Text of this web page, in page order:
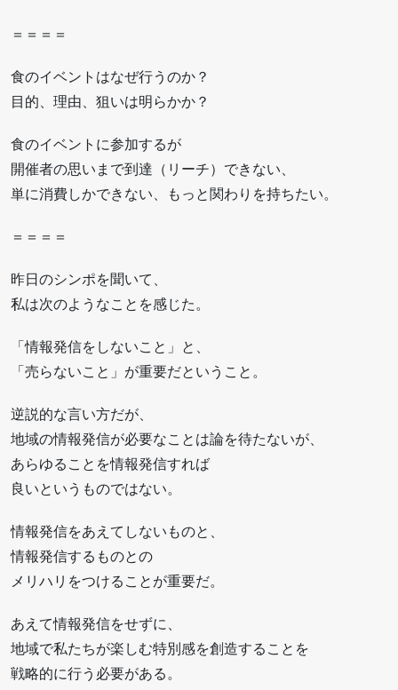
＝＝＝＝
食のイベントはなぜ行うのか？
目的、理由、狙いは明らかか？
食のイベントに参加するが
開催者の思いまで到達（リーチ）できない、
単に消費しかできない、もっと関わりを持ちたい。
＝＝＝＝
昨日のシンポを聞いて、
私は次のようなことを感じた。
「情報発信をしないこと」と、
「売らないこと」が重要だということ。
逆説的な言い方だが、
地域の情報発信が必要なことは論を待たないが、
あらゆることを情報発信すれば
良いというものではない。
情報発信をあえてしないものと、
情報発信するものとの
メリハリをつけることが重要だ。
あえて情報発信をせずに、
地域で私たちが楽しむ特別感を創造することを
戦略的に行う必要がある。